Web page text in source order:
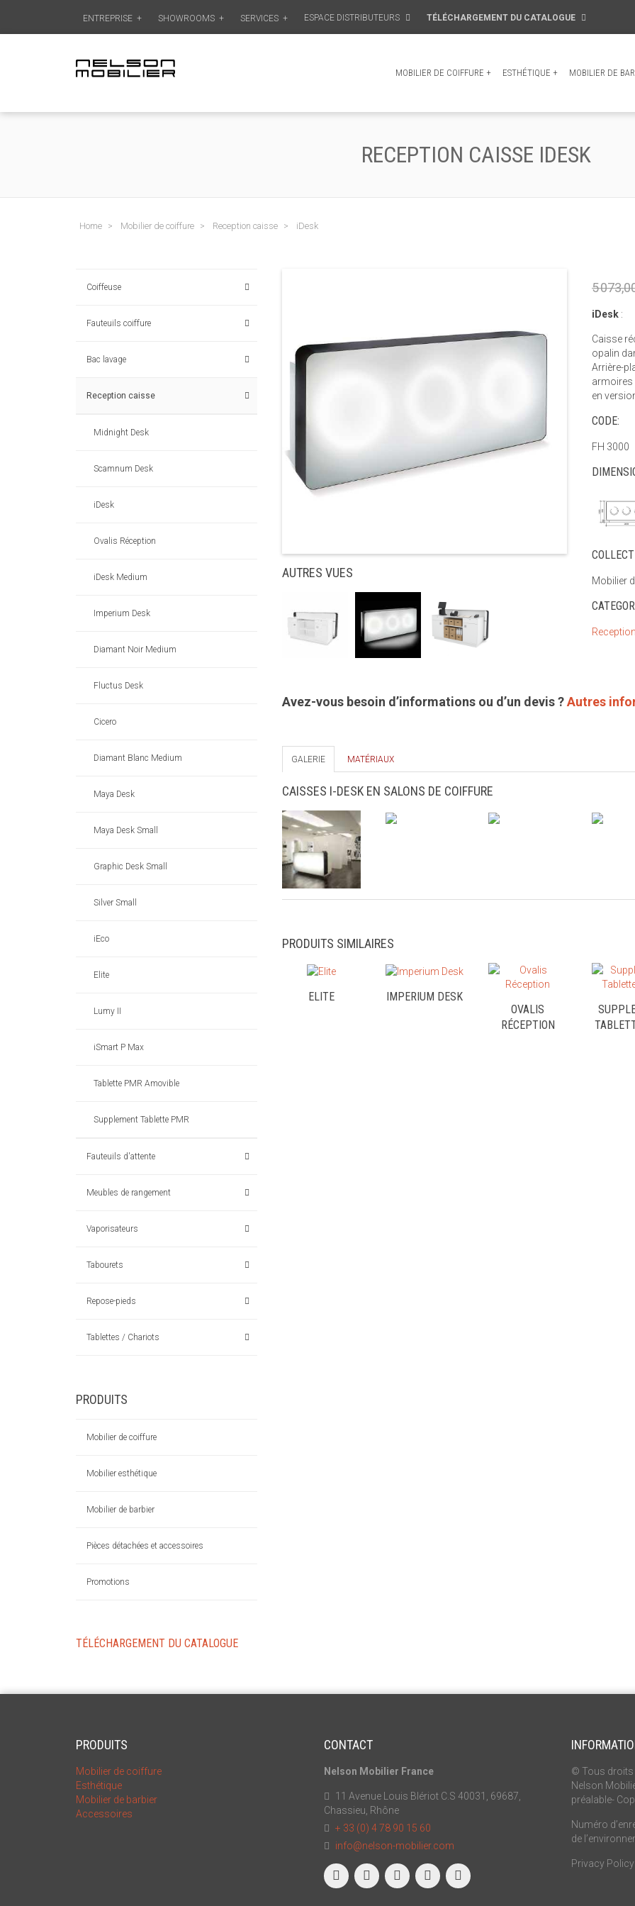
ENTREPRISE + SHOWROOMS + SERVICES + ESPACE DISTRIBUTEURS TÉLÉCHARGEMENT DU CATALOGUE
MOBILIER DE COIFFURE + ESTHÉTIQUE + MOBILIER DE
RECEPTION CAISSE IDESK
Home Mobilier de coiffure Reception caisse iDesk
Coiffeuse
Fauteuils coiffure
Bac lavage
Reception caisse
Midnight Desk
Scamnum Desk
iDesk
Ovalis Réception
iDesk Medium
Imperium Desk
Diamant Noir Medium
Fluctus Desk
Cicero
Diamant Blanc Medium
Maya Desk
Maya Desk Small
Graphic Desk Small
Silver Small
iEco
Elite
Lumy II
iSmart P Max
Tablette PMR Amovible
Supplement Tablette PMR
Fauteuils d'attente
Meubles de rangement
Vaporisateurs
Tabourets
Repose-pieds
Tablettes / Chariots
PRODUITS
Mobilier de coiffure
Mobilier esthétique
Mobilier de barbier
Pièces détachées et accessoires
Promotions
TÉLÉCHARGEMENT DU CATALOGUE
AUTRES VUES
5
iDesk :
Caisse
opalin
Arrière-
armoires
en
CODE:
FH 3000
Mobilier
Avez-vous besoin d’informations ou d’un devis ?Autres
GALERIE MATÉRIAUX
CAISSES I-DESK EN SALONS DE COIFFURE
PRODUITS SIMILAIRES
ELITE
IMPERIUM DESK
OVALIS
RÉCEPTION
PRODUITS
Mobilier de coiffure
Esthétique
Mobilier de barbier
Accessoires
CONTACT
Nelson Mobilier France
11 Avenue Louis Blériot C.S 40031, 69687,
Chassieu, Rhône
+ 33 (0) 4 78 90 15 60
info@nelson-mobilier.com
© Tous droits
Nelson
préalable-
Numéro
de
Privacy Policy